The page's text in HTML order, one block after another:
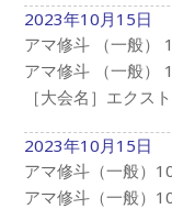
2023年10月15日
アマ修斗 （一般）
アマ修斗 （一般）
［大会名］エクス
2023年10月15日
アマ修斗（一般）
アマ修斗（一般）